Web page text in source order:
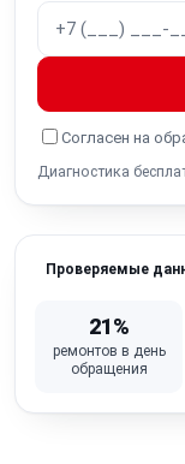
Неисправен
Неисправна
Повреждён /
Согласен на
Диагностика
Проверяемые
21%
ремонтов в день
обращения